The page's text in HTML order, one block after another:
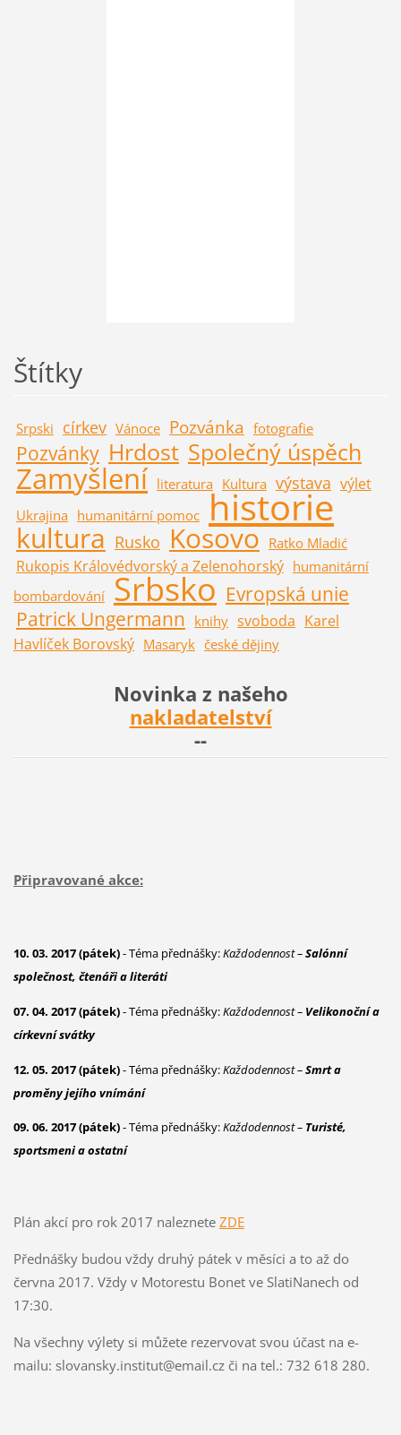
Štítky
Srpski církev Vánoce Pozvánka fotografie
Pozvánky Hrdost Společný úspěch
Zamyšlení literatura Kultura výstava výlet
Ukrajina humanitární pomoc historie
kultura Rusko Kosovo Ratko Mladić
Rukopis Královédvorský a Zelenohorský humanitární
bombardování Srbsko Evropská unie
Patrick Ungermann knihy svoboda Karel
Havlíček Borovský Masaryk české dějiny
Novinka z našeho
nakladatelství
--
Připravované akce:
10. 03. 2017 (pátek)- Téma přednášky:Každodennost –Salónní
společnost, čtenáři a literáti
07. 04. 2017 (pátek)- Téma přednášky:Každodennost – Velikonoční a
církevní svátky
12. 05. 2017 (pátek)- Téma přednášky:Každodennost –Smrt a
proměny jejího vnímání
09. 06. 2017 (pátek)- Téma přednášky:Každodennost – Turisté,
sportsmeni a ostatní
Plán akcí pro rok 2017 naleznete ZDE
Přednášky budou vždy druhý pátek v měsíci a to až do
června 2017. Vždy v Motorestu Bonet ve SlatiNanech od
17:30.
Na všechny výlety si můžete rezervovat svou účast na e-
mailu: slovansky.institut@email.cz či na tel.: 732 618 280.